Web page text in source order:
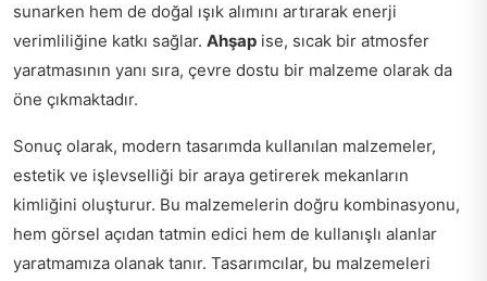
sunarken hem de doğal ışık alımını artırarak enerji
verimliliğine katkı sağlar. Ahşap ise, sıcak bir atmosfer
yaratmasının yanı sıra, çevre dostu bir malzeme olarak da
öne çıkmaktadır.
Sonuç olarak, modern tasarımda kullanılan malzemeler,
estetik ve işlevselliği bir araya getirerek mekanların
kimliğini oluşturur. Bu malzemelerin doğru kombinasyonu,
hem görsel açıdan tatmin edici hem de kullanışlı alanlar
yaratmamıza olanak tanır. Tasarımcılar, bu malzemeleri